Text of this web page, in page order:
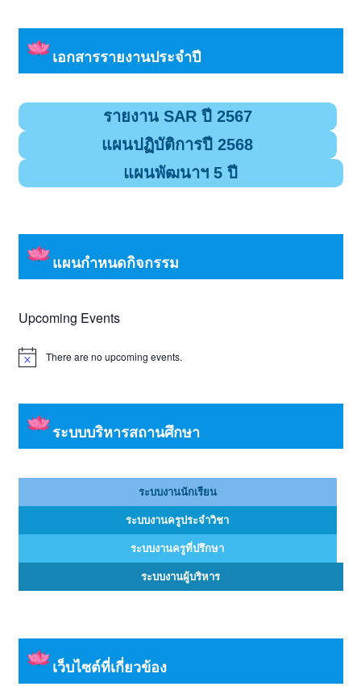
เอกสารรายงานประจำปี
รายงาน SAR ปี 2567
แผนปฏิบัติการปี 2568
แผนพัฒนาฯ 5 ปี
แผนกำหนดกิจกรรม
Upcoming Events
Notice There are no upcoming events.
ระบบบริหารสถานศึกษา
ระบบงานนักเรียน
ระบบงานครูประจำวิชา
ระบบงานครูที่ปรึกษา
ระบบงานผู้บริหาร
เว็บไซต์ที่เกี่ยวข้อง